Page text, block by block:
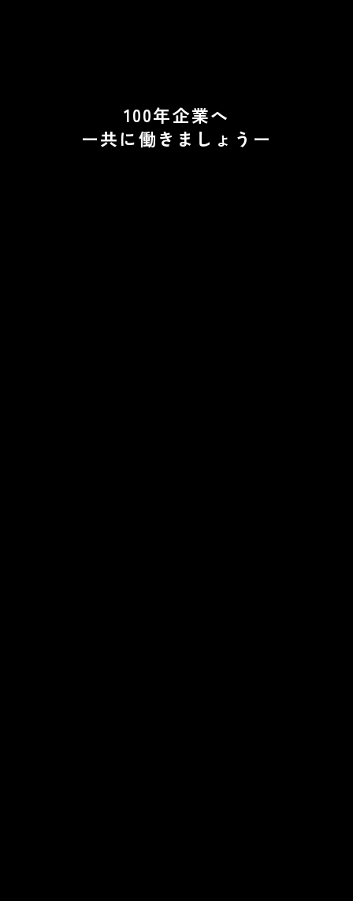
100年企業へ
ー共に働きましょうー